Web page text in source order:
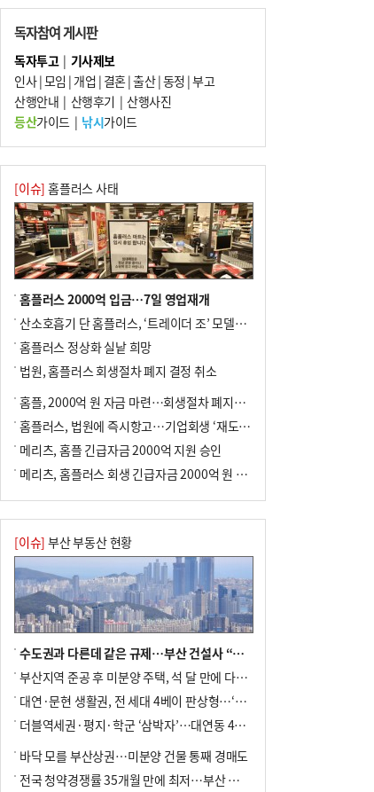
7
오늘의 날씨- 2026년 8월 7일
8
[사설] 해수부 신청사 북항으로 확정, 해양
수도 도약의 전환점
9
외국인 선원 ‘인신매매 경유지’ 된 부산…
우려가 현실로
10 르노 못 타는 부산시장…관용차 규정에 막
힌 지역기업 응원
독자참여 게시판
독자투고| 기사제보
인사|모임 | 개업 | 결혼|출산|동정 |부고
산행안내 | 산행후기 | 산행사진
등산가이드| 낚시가이드
[이슈] 홈플러스 사태
홈플러스 2000억 입금…7일 영업재개
산소호흡기 단 홈플러스, ‘트레이더 조’ 모델로 살아날까
홈플러스 정상화 실낱 희망
법원, 홈플러스 회생절차 폐지 결정 취소
홈플, 2000억 원 자금 마련…회생절차 폐지에 즉시항고(종합)
홈플러스, 법원에 즉시항고…기업회생 ‘재도전’
메리츠, 홈플 긴급자금 2000억 지원 승인
메리츠, 홈플러스 회생 긴급자금 2000억 원 지원 승인
[이슈] 부산 부동산 현황
수도권과 다른데 같은 규제…부산 건설사 “쓰러지기 직전”
부산지역 준공 후 미분양 주택, 석 달 만에 다시 3000가구 넘어서
대연·문현 생활권, 전 세대 4베이 판상형…‘더샵 트리센트’ 내달 분양
더블역세권·평지·학군 ‘삼박자’…대연동 42층 브랜드 단지
바닥 모를 부산상권…미분양 건물 통째 경매도
전국 청약경쟁률 35개월 만에 최저…부산 미분양 ‘적체’ 심화